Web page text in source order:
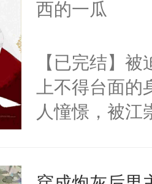
男人的身份
攥住脚腕。
砚，你没有选
在这里……”容
大的羽翼，揽
西的一瓜
【已完结】
上不得台面
人憧憬，被江